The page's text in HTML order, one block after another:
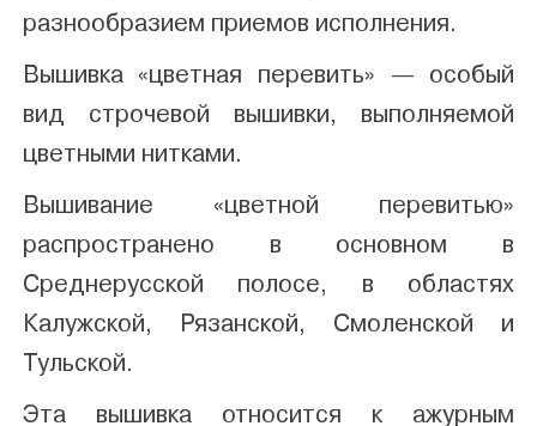
разнообразием приемов исполнения.
Вышивка «цветная перевить» — особый
вид строчевой вышивки, выполняемой
цветными нитками.
Вышивание «цветной перевитью»
распространено в основном в
Среднерусской полосе, в областях
Калужской, Рязанской, Смоленской и
Тульской.
Эта вышивка относится к ажурным